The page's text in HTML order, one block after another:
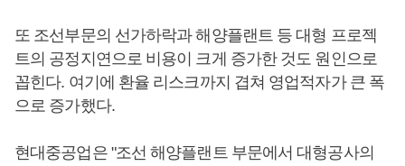
또 조선부문의 선가하락과 해양플랜트 등 대형 프로젝
트의 공정지연으로 비용이 크게 증가한 것도 원인으로
꼽힌다. 여기에 환율 리스크까지 겹쳐 영업적자가 큰 폭
으로 증가했다.
현대중공업은 "조선 해양플랜트 부문에서 대형공사의